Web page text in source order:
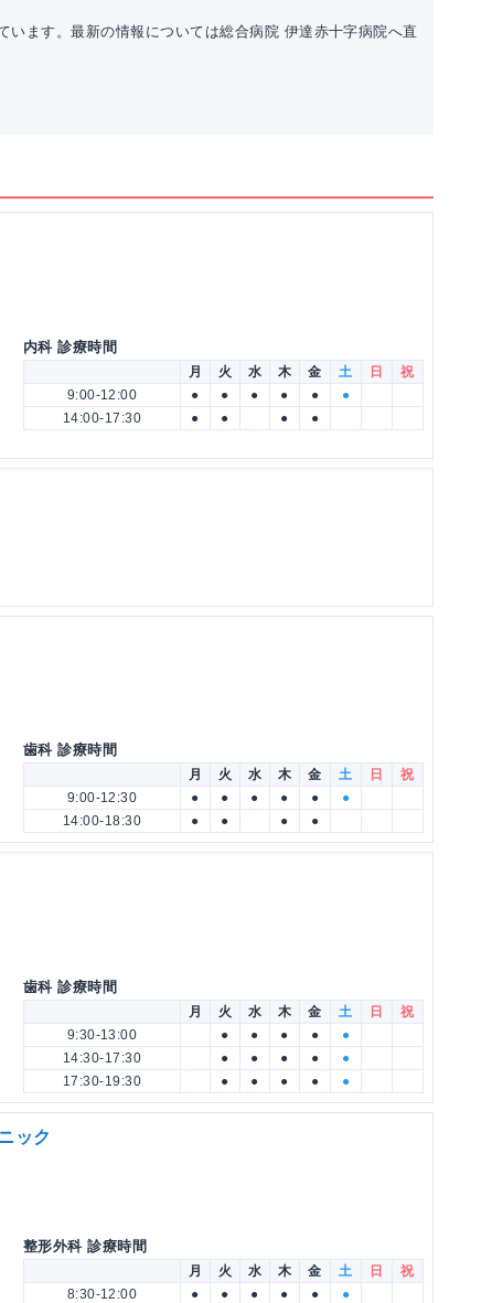
ます。最新の情報については総合病院 伊達赤十字病院へ直
内科 診療時間
月 火 水 木 金 土 日
祝
9:00-12:00
● ● ● ● ●
●
14:00-17:30
● ● ● ●
歯科 診療時間
月 火 水 木 金 土 日
祝
9:00-12:30
● ● ● ● ●
●
14:00-18:30
● ● ● ●
歯科 診療時間
月 火 水 木 金 土 日
祝
9:30-13:00
● ● ● ●
●
14:30-17:30
● ● ● ●
●
17:30-19:30
● ● ● ● ●
ック
整形外科 診療時間
月 火 水 木 金 土 日
祝
8:30-12:00
● ● ● ● ● ●